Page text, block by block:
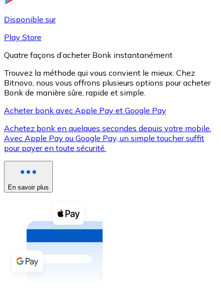
XRP
XRP
Voir toutes
Coupons crypto
Acheter avec espèces
Virement SEPA
Ajoutez des fonds à votre compte Bitnovo ou
Disponible sur
Play Store
Quatre façons d’acheter Bonk instantanément
Trouvez la méthode qui vous convient le mieux. Chez
Bitnovo, nous vous offrons plusieurs options pour acheter
Bonk de manière sûre, rapide et simple.
Acheter bonk avec Apple Pay et Google Pay
Achetez bonk en quelques secondes depuis votre mobile.
Avec Apple Pay ou Google Pay, un simple toucher suffit
pour payer en toute sécurité.
En savoir plus